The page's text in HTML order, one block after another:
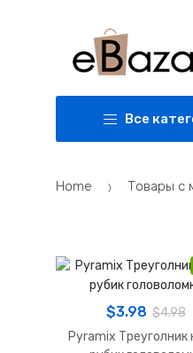
Все
Home Товары с
$3.98 $4.98
Pyramix Треуголник